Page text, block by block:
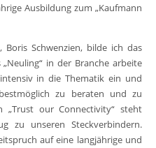
Ausbildung zum „Kaufmann
Schwenzien, bilde ich das
in der Branche arbeite
in die Thematik ein und
zu beraten und zu
„Trust our Connectivity“ steht
zu unseren Steckverbindern.
auf eine langjährige und